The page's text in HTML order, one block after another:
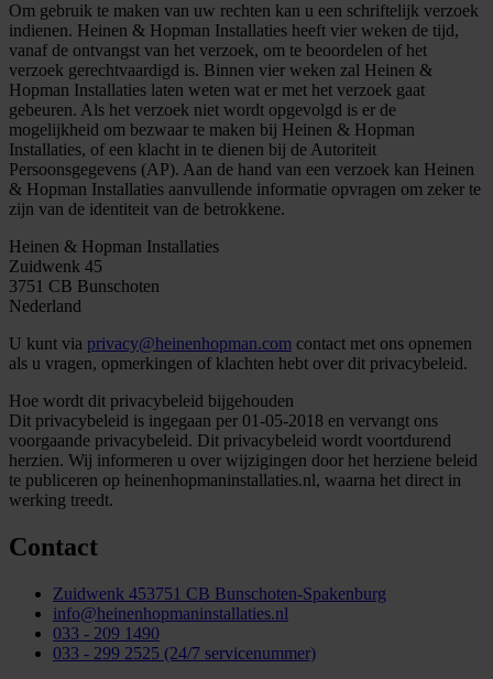
Om gebruik te maken van uw rechten kan u een schriftelijk verzoek
indienen. Heinen & Hopman Installaties heeft vier weken de tijd,
vanaf de ontvangst van het verzoek, om te beoordelen of het
verzoek gerechtvaardigd is. Binnen vier weken zal Heinen &
Hopman Installaties laten weten wat er met het verzoek gaat
gebeuren. Als het verzoek niet wordt opgevolgd is er de
mogelijkheid om bezwaar te maken bij Heinen & Hopman
Installaties, of een klacht in te dienen bij de Autoriteit
Persoonsgegevens (AP). Aan de hand van een verzoek kan Heinen
& Hopman Installaties aanvullende informatie opvragen om zeker te
zijn van de identiteit van de betrokkene.
Heinen & Hopman Installaties
Zuidwenk 45
3751 CB Bunschoten
Nederland
U kunt via privacy@heinenhopman.com contact met ons opnemen
als u vragen, opmerkingen of klachten hebt over dit privacybeleid.
Hoe wordt dit privacybeleid bijgehouden
Dit privacybeleid is ingegaan per 01-05-2018 en vervangt ons
voorgaande privacybeleid. Dit privacybeleid wordt voortdurend
herzien. Wij informeren u over wijzigingen door het herziene beleid
te publiceren op heinenhopmaninstallaties.nl, waarna het direct in
werking treedt.
Contact
Zuidwenk 453751 CB Bunschoten-Spakenburg
info@heinenhopmaninstallaties.nl
033 - 209 1490
033 - 299 2525 (24/7 servicenummer)